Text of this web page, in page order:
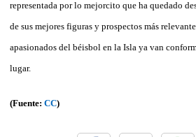
representada por lo mejorcito que ha quedado
de sus mejores figuras y prospectos más
apasionados del béisbol en la Isla ya van
lugar.
(Fuente: CC)